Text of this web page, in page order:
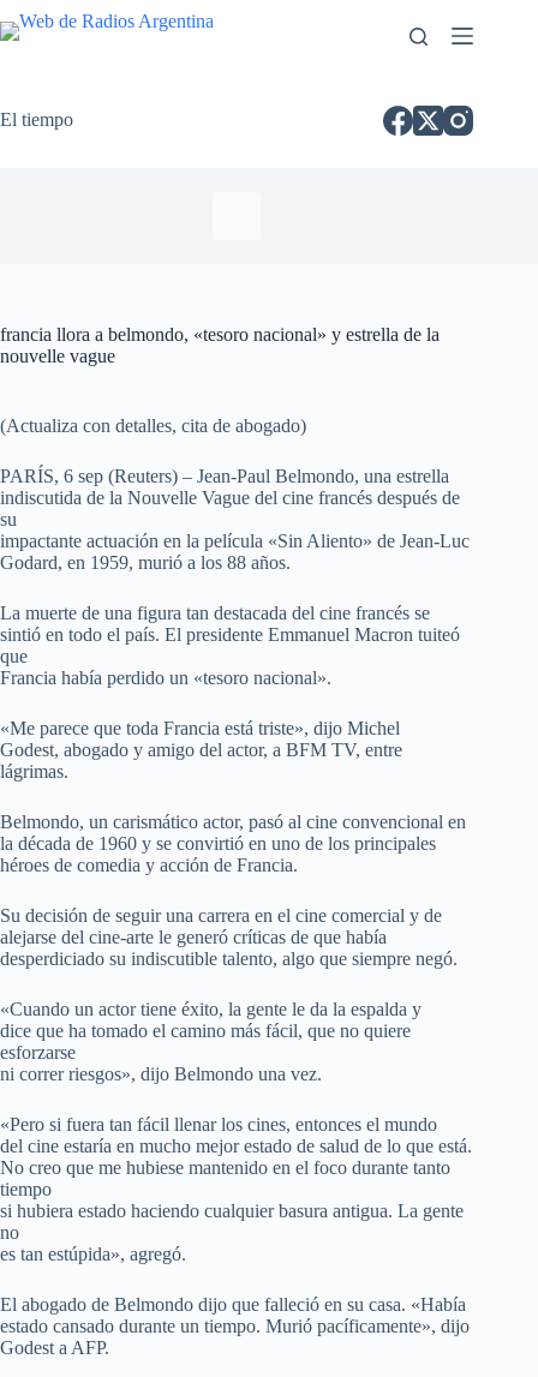
El tiempo
francia llora a belmondo, «tesoro nacional» y estrella de la
nouvelle vague
(Actualiza con detalles, cita de abogado)
PARÍS, 6 sep (Reuters) – Jean-Paul Belmondo, una estrella
indiscutida de la Nouvelle Vague del cine francés después de
su
impactante actuación en la película «Sin Aliento» de Jean-Luc
Godard, en 1959, murió a los 88 años.
La muerte de una figura tan destacada del cine francés se
sintió en todo el país. El presidente Emmanuel Macron tuiteó
que
Francia había perdido un «tesoro nacional».
«Me parece que toda Francia está triste», dijo Michel
Godest, abogado y amigo del actor, a BFM TV, entre
lágrimas.
Belmondo, un carismático actor, pasó al cine convencional en
la década de 1960 y se convirtió en uno de los principales
héroes de comedia y acción de Francia.
Su decisión de seguir una carrera en el cine comercial y de
alejarse del cine-arte le generó críticas de que había
desperdiciado su indiscutible talento, algo que siempre negó.
«Cuando un actor tiene éxito, la gente le da la espalda y
dice que ha tomado el camino más fácil, que no quiere
esforzarse
ni correr riesgos», dijo Belmondo una vez.
«Pero si fuera tan fácil llenar los cines, entonces el mundo
del cine estaría en mucho mejor estado de salud de lo que está.
No creo que me hubiese mantenido en el foco durante tanto
tiempo
si hubiera estado haciendo cualquier basura antigua. La gente
no
es tan estúpida», agregó.
El abogado de Belmondo dijo que falleció en su casa. «Había
estado cansado durante un tiempo. Murió pacíficamente», dijo
Godest a AFP.